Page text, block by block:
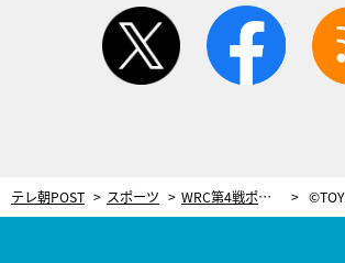
twitter
テレ朝POST スポーツ WRC第4戦ポルトガル、多くの観客がコース脇で観戦！トヨタ優勝し、勝田貴元も4位で自身最高リザルト